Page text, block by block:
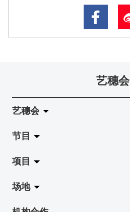
艺穗会
艺穗会
关于艺穗会
艺穗会的演化
使命与宗旨
节目
拉阔
展览
项目
Jazz-Go-Central, Jazz-Go-Fringe
场地